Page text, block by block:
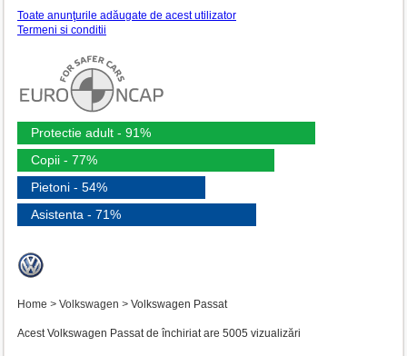
Toate anunţurile adăugate de acest utilizator
Termeni si conditii
Protectie adult - 91%
Copii - 77%
Pietoni - 54%
Asistenta - 71%
Home > Volkswagen > Volkswagen Passat
Acest Volkswagen Passat de închiriat are 5005 vizualizări